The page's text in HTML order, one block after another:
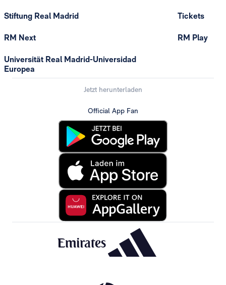
Stiftung Real Madrid
RM Next
Universität Real Madrid-Universidad
Europea
Tickets
RM Play
Jetzt herunterladen
Official App Fan